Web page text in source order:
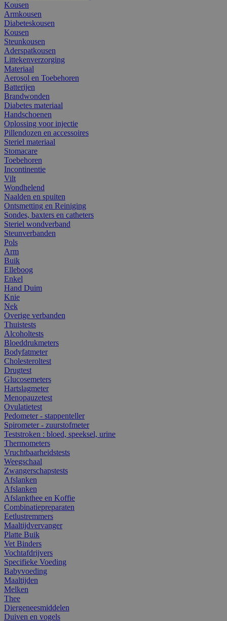
Kousen
Armkousen
Diabeteskousen
Kousen
Steunkousen
Aderspatkousen
Littekenverzorging
Materiaal
Aerosol en Toebehoren
Batterijen
Brandwonden
Diabetes materiaal
Handschoenen
Oplossing voor injectie
Pillendozen en accessoires
Steriel materiaal
Stomacare
Toebehoren
Incontinentie
Vilt
Wondhelend
Naalden en spuiten
Ontsmetting en Reiniging
Sondes, baxters en catheters
Steriel wondverband
Steunverbanden
Pols
Arm
Buik
Elleboog
Enkel
Hand Duim
Knie
Nek
Overige verbanden
Thuistests
Alcoholtests
Bloeddrukmeters
Bodyfatmeter
Cholesteroltest
Drugtest
Glucosemeters
Hartslagmeter
Menopauzetest
Ovulatietest
Pedometer - stappenteller
Spirometer - zuurstofmeter
Teststroken : bloed, speeksel, urine
Thermometers
Vruchtbaarheidstests
Weegschaal
Zwangerschapstests
Afslanken
Afslanken
Afslankthee en Koffie
Combinatiepreparaten
Eetlustremmers
Maaltijdvervanger
Platte Buik
Vet Binders
Vochtafdrijvers
Specifieke Voeding
Babyvoeding
Maaltijden
Melken
Thee
Diergeneesmiddelen
Duiven en vogels